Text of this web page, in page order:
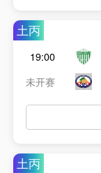
土丙
19:00
未开赛
土丙